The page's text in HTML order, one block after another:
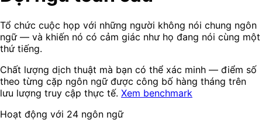
Tổ chức cuộc họp với những người không nói chung ngôn
ngữ — và khiến nó có cảm giác như họ đang nói cùng một
thứ tiếng.
Chất lượng dịch thuật mà bạn có thể xác minh — điểm số
theo từng cặp ngôn ngữ được công bố hàng tháng trên
lưu lượng truy cập thực tế. Xem benchmark
Hoạt động với 24 ngôn ngữ